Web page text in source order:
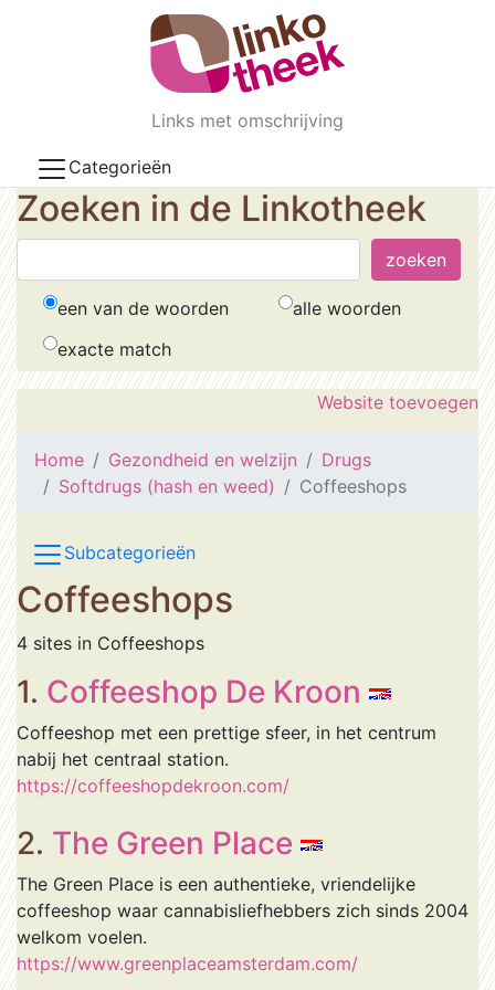
Skip to main content
Links met omschrijving
Categorieën
Zoeken in de Linkotheek
een van de woorden
alle woorden
exacte match
Website toevoegen
Home Gezondheid en welzijn
Drugs
Softdrugs (hash en weed)
Coffeeshops
Subcategorieën
Coffeeshops
4 sites in Coffeeshops
1. Coffeeshop De Kroon
Coffeeshop met een prettige sfeer, in het centrum
nabij het centraal station.
https://coffeeshopdekroon.com/
2. The Green Place
The Green Place is een authentieke, vriendelijke
coffeeshop waar cannabisliefhebbers zich sinds 2004
welkom voelen.
https://www.greenplaceamsterdam.com/